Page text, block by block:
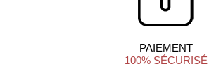
PAIEMENT
100% SÉCURISÉ